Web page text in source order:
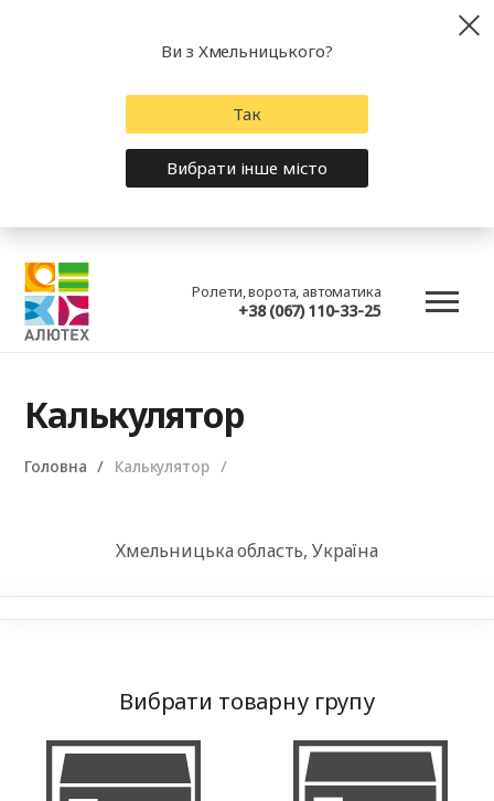
Ролети, ворота, автоматика
+38 (067) 110-33-25
Калькулятор
Головна Калькулятор
Ви з Хмельницького?
Так
Вибрати інше місто